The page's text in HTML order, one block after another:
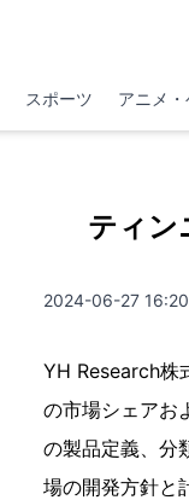
スポーツ アニメ・
ティ
2024-06-27 16:20
YH Research株
の市場シェアお
の製品定義、分
場の開発方針と